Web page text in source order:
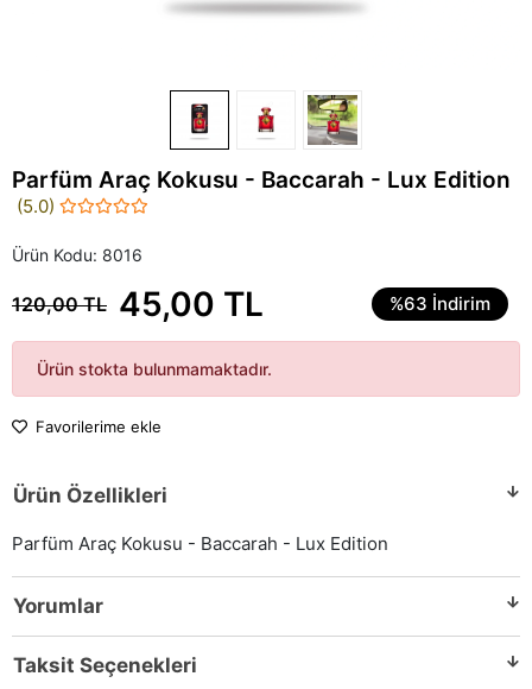
Parfüm Araç Kokusu - Baccarah - Lux Edition
(5.0)
Ürün Kodu: 8016
120,00 TL 45,00 TL %63 İndirim
Ürün stokta bulunmamaktadır.
Favorilerime ekle
Ürün Özellikleri
Parfüm Araç Kokusu - Baccarah - Lux Edition
Yorumlar
Taksit Seçenekleri